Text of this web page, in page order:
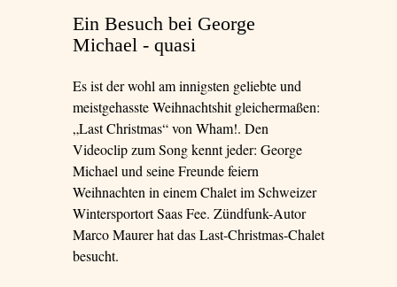
Ein Besuch bei George
Michael - quasi
Es ist der wohl am innigsten geliebte und
meistgehasste Weihnachtshit gleichermaßen:
„Last Christmas“ von Wham!. Den
Videoclip zum Song kennt jeder: George
Michael und seine Freunde feiern
Weihnachten in einem Chalet im Schweizer
Wintersportort Saas Fee. Zündfunk-Autor
Marco Maurer hat das Last-Christmas-Chalet
besucht.